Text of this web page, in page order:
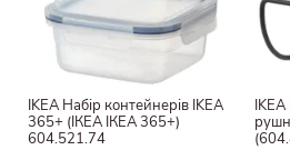
IKEA Набір контейнерів IKEA
365+ (ІКЕА ІКЕА 365+)
604.521.74